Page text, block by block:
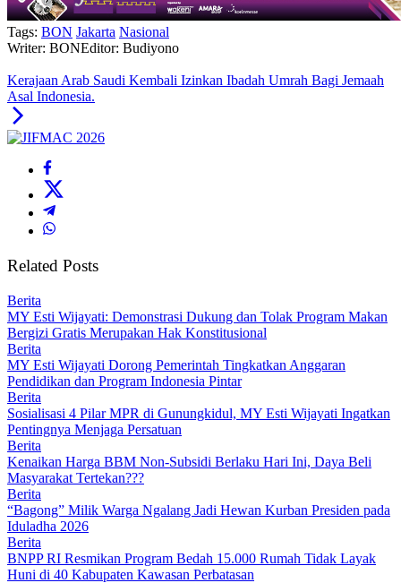
Tags: BON Jakarta Nasional
Writer: BONEditor: Budiyono
Kerajaan Arab Saudi Kembali Izinkan Ibadah Umrah Bagi Jemaah
Asal Indonesia.
Related Posts
Berita
MY Esti Wijayati: Demonstrasi Dukung dan Tolak Program Makan
Bergizi Gratis Merupakan Hak Konstitusional
Berita
MY Esti Wijayati Dorong Pemerintah Tingkatkan Anggaran
Pendidikan dan Program Indonesia Pintar
Berita
Sosialisasi 4 Pilar MPR di Gunungkidul, MY Esti Wijayati Ingatkan
Pentingnya Menjaga Persatuan
Berita
Kenaikan Harga BBM Non-Subsidi Berlaku Hari Ini, Daya Beli
Masyarakat Tertekan???
Berita
“Bagong” Milik Warga Ngalang Jadi Hewan Kurban Presiden pada
Iduladha 2026
Berita
BNPP RI Resmikan Program Bedah 15.000 Rumah Tidak Layak
Huni di 40 Kabupaten Kawasan Perbatasan